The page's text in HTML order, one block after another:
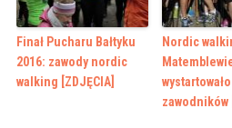
Finał Pucharu Bałtyku
2016: zawody nordic
walking [ZDJĘCIA]
Nordic
zawodników